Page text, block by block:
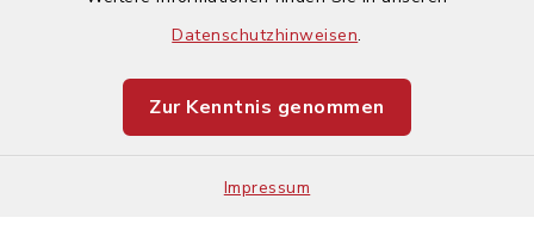
Datenschutzhinweisen.
Zur Kenntnis genommen
Impressum
Impressum
Sitemap